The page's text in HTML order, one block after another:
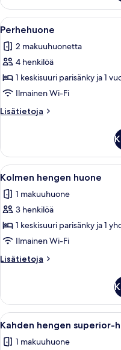
superior-
huone
Avaa
kaikki
huonetyypin
Perhehuone
kuvat
8
Perhehuone
2 makuuhuonetta
4 henkilöä
1 keskisuuri parisänky ja 1
Ilmainen Wi-Fi
Lisätietoja
Lisätietoja
Avaa
kaikki
huonetyypin
Kolmen
hengen
huone
kuvat
8
Kolmen hengen huone
1 makuuhuone
3 henkilöä
1 keskisuuri parisänky ja 1
Ilmainen Wi-Fi
Lisätietoja
Lisätietoja
huone
Avaa
kaikki
huonetyypin
7
Kahden hengen superior-
1 makuuhuone